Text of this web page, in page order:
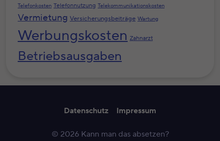
Telefonkosten Telefonnutzung Telekommunikationskosten
Vermietung Versicherungsbeiträge Wartung
Werbungskosten Zahnarzt
Betriebsausgaben
Datenschutz Impressum
© 2026 Kann man das absetzen?